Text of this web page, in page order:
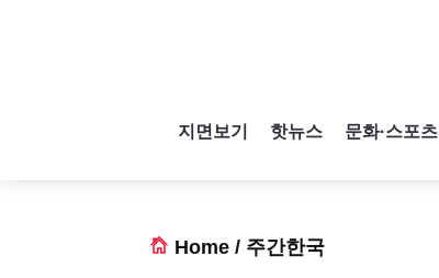
지면보기 핫뉴스 문화·스포츠
Home / 주간한국